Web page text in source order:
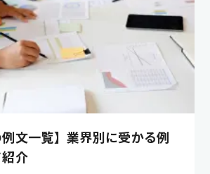
例文一覧】業界別に受かる例
介